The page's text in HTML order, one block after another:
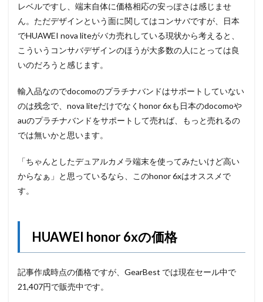
レベルですし、端末自体に価格相応の安っぽさは感じませ
ん。ただデザインという面に関してはコンサバですが、日本
でHUAWEI nova liteがバカ売れしている現状から考えると、
こういうコンサバデザインのほうが大多数の人にとっては良
いのだろうと感じます。
輸入品なのでdocomoのプラチナバンドはサポートしていない
のは残念で、nova liteだけでなくhonor 6xも日本のdocomoや
auのプラチナバンドをサポートして売れば、もっと売れるの
では無いかと思います。
「ちゃんとしたデュアルカメラ端末を使ってみたいけど高い
からなぁ」と思っているなら、このhonor 6xはオススメで
す。
HUAWEI honor 6xの価格
記事作成時点の価格ですが、GearBest では現在セール中で
21,407円で販売中です。